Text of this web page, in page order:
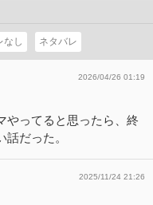
するが…。
なし ネタバレ
2026/04/26 01:19
やってると思ったら、終
だった。
2025/11/24 21:26